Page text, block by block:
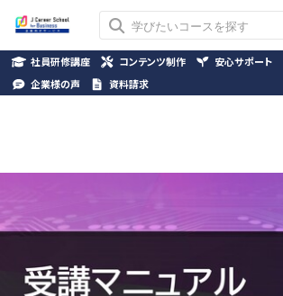
社員研修講座 コンテンツ制作
安心サポート
企業様の声
資料請求